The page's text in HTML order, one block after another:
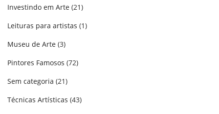
Investindo em Arte (21)
Leituras para artistas (1)
Museu de Arte (3)
Pintores Famosos (72)
Sem categoria (21)
Técnicas Artísticas (43)